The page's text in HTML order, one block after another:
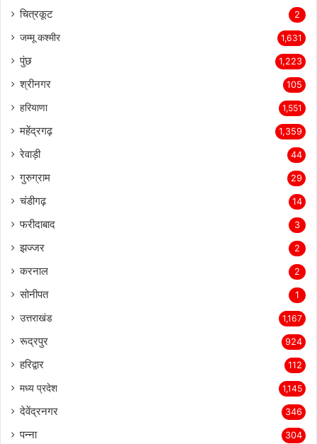
चित्रकूट 2
जम्मू कश्मीर 1,631
पुंछ 1,223
श्रीनगर 105
हरियाणा 1,551
महेंद्रगढ़ 1,359
रेवाड़ी 44
गुरुग्राम 29
चंडीगढ़ 14
फरीदाबाद 3
झज्जर 2
करनाल 2
सोनीपत 1
उत्तराखंड 1,167
रूद्रपुर 924
हरिद्वार 112
मध्य प्रदेश 1,145
देवेंद्रनगर 346
पन्ना 304